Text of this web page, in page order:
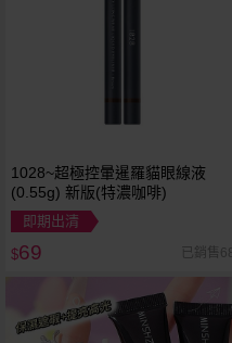
1028~超極控暈暹羅貓眼線液
(0.55g) 新版(特濃咖啡)
即期出清
$69 已銷售68